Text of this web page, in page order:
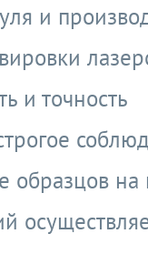
и
и точность
образцов на